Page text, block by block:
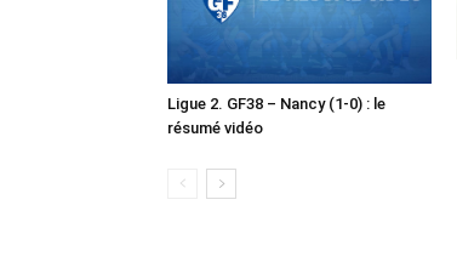
Ligue 2. GF38 – Nancy (1-0) : le
résumé vidéo